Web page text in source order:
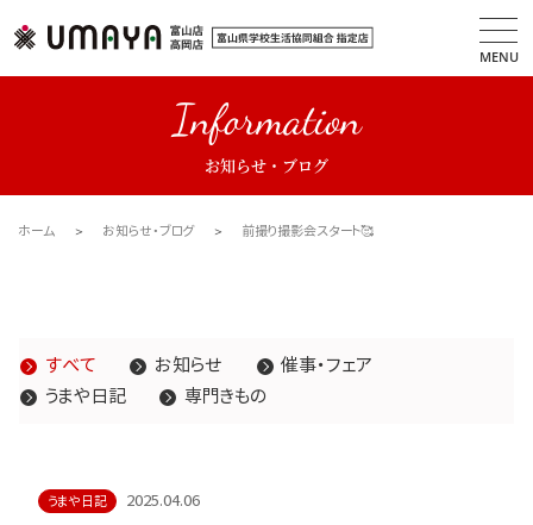
MENU
Information
お知らせ・ブログ
ホーム お知らせ・ブログ 前撮り撮影会スタート🥰
すべて お知らせ
催事・フェア
うまや日記
専門きもの
うまや日記 2025.04.06